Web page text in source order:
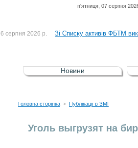
п'ятниця, 07 серпня
До Списку активів
6 серпня 2026 р. Зі Списку активів ФБТМ
5 серпня 2026 р. Зі списку активів РФР
4 серпня 2026 р. До Списку активів
Новини
Головна сторінка > Публікації в ЗМІ
Уголь выгрузят на